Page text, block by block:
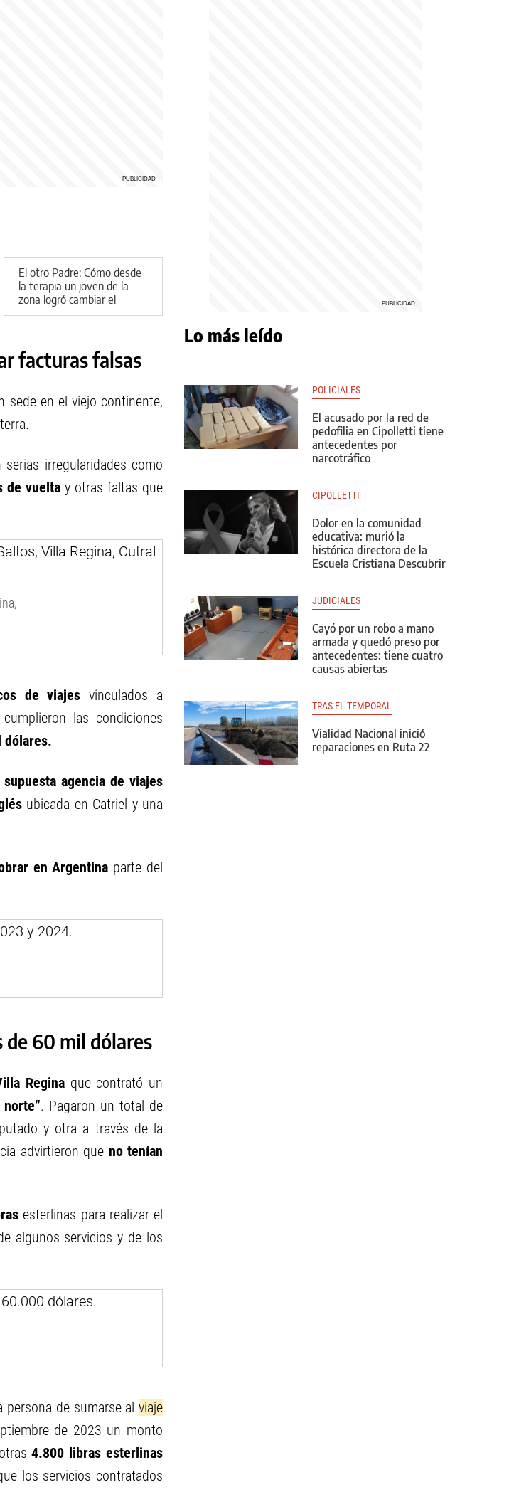
El otro Padre: Cómo desde
la terapia un joven de la
zona logró cambiar el
rumbo de una causa judicial
facturas falsas
sede en el viejo continente,
serias irregularidades como
de vuelta y otras faltas que
de viajes vinculados a
las condiciones
dólares.
supuesta agencia de viajes
ubicada en Catriel y una
en Argentina parte del
de 60 mil dólares
Regina que contrató un
. Pagaron un total de
y otra a través de la
advirtieron que no tenían
esterlinas para realizar el
algunos servicios y de los
persona de sumarse alviaje
de 2023 un monto
4.800 libras esterlinas
los servicios contratados
Lo más leído
POLICIALES
El acusado por la red de
pedofilia en Cipolletti tiene
antecedentes por
narcotráfico
CIPOLLETTI
Dolor en la comunidad
educativa: murió la
histórica directora de la
Escuela Cristiana Descubrir
JUDICIALES
Cayó por un robo a mano
armada y quedó preso por
antecedentes: tiene cuatro
causas abiertas
TRAS EL TEMPORAL
Vialidad Nacional inició
reparaciones en Ruta 22